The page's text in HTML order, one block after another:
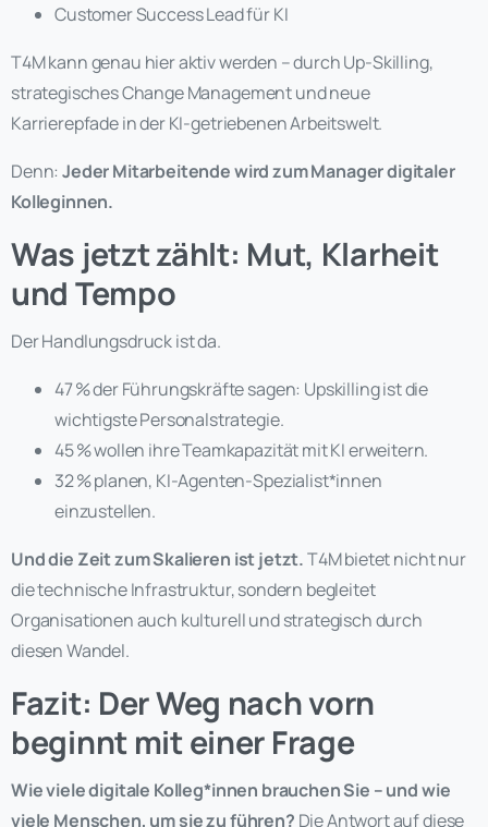
Customer Success Lead für KI
T4M kann genau hier aktiv werden – durch Up-Skilling,
strategisches Change Management und neue
Karrierepfade in der KI-getriebenen Arbeitswelt.
Denn:Jeder Mitarbeitende wird zum Manager digitaler
Kolleginnen.
Was jetzt zählt: Mut, Klarheit
und Tempo
Der Handlungsdruck ist da.
47 % der Führungskräfte sagen: Upskilling ist die
wichtigste Personalstrategie.
45 % wollen ihre Teamkapazität mit KI erweitern.
32 % planen, KI-Agenten-Spezialist*innen
einzustellen.
Und die Zeit zum Skalieren ist jetzt.T4M bietet nicht nur
die technische Infrastruktur, sondern begleitet
Organisationen auch kulturell und strategisch durch
diesen Wandel.
Fazit: Der Weg nach vorn
beginnt mit einer Frage
Wie viele digitale Kolleg*innen brauchen Sie – und wie
viele Menschen, um sie zu führen? Die Antwort auf diese